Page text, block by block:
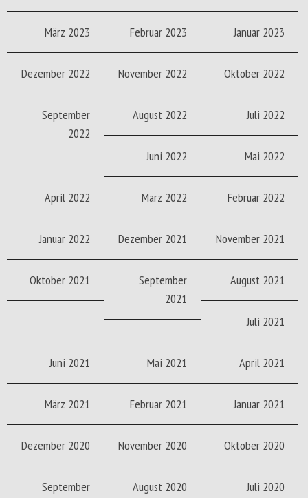
März 2023 Februar 2023 Januar 2023
Dezember 2022 November 2022 Oktober 2022
September
2022
August 2022 Juli 2022
Juni 2022 Mai 2022
April 2022 März 2022 Februar 2022
Januar 2022 Dezember 2021 November 2021
Oktober 2021
September
2021
August 2021
Juli 2021
Juni 2021 Mai 2021 April 2021
März 2021 Februar 2021 Januar 2021
Dezember 2020 November 2020 Oktober 2020
September
August 2020 Juli 2020